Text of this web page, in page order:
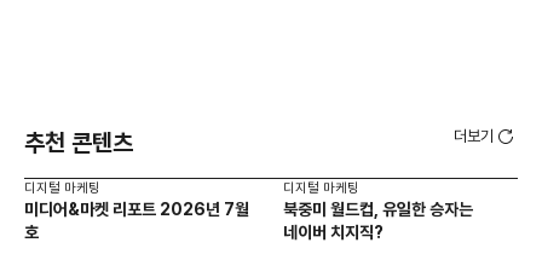
추천 콘텐츠 더보기
디지털 마케팅
미디어&마켓 리포트 2026년 7월
호
디지털 마케팅
북중미 월드컵, 유일한 승자는
네이버 치지직?